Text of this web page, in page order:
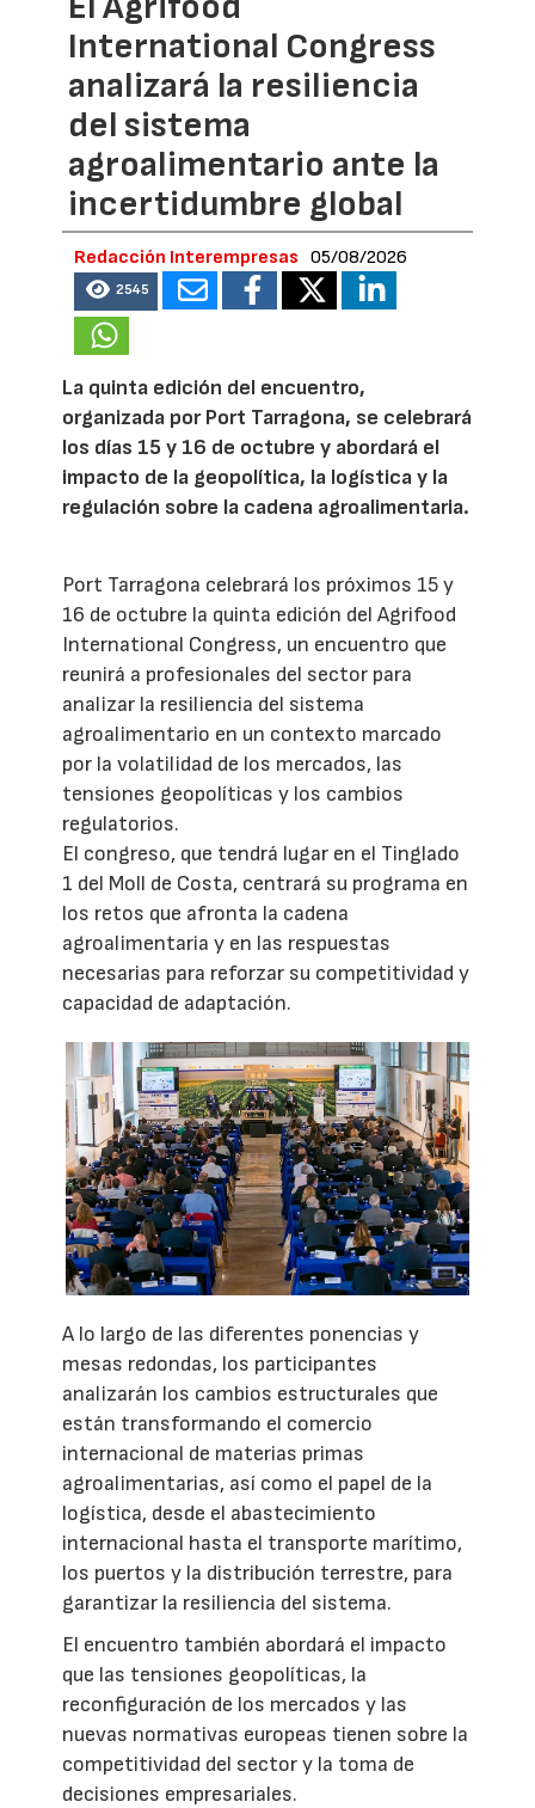
International Congress
analizará la resiliencia
del sistema
agroalimentario ante la
incertidumbre global
Redacción Interempresas 05/08/2026
2545
La quinta edición del encuentro,
organizada por Port Tarragona, se celebrará
los días 15 y 16 de octubre y abordará el
impacto de la geopolítica, la logística y la
regulación sobre la cadena agroalimentaria.
Port Tarragona celebrará los próximos 15 y
16 de octubre la quinta edición del Agrifood
International Congress, un encuentro que
reunirá a profesionales del sector para
analizar la resiliencia del sistema
agroalimentario en un contexto marcado
por la volatilidad de los mercados, las
tensiones geopolíticas y los cambios
regulatorios.
El congreso, que tendrá lugar en el Tinglado
1 del Moll de Costa, centrará su programa en
los retos que afronta la cadena
agroalimentaria y en las respuestas
necesarias para reforzar su competitividad y
capacidad de adaptación.
A lo largo de las diferentes ponencias y
mesas redondas, los participantes
analizarán los cambios estructurales que
están transformando el comercio
internacional de materias primas
agroalimentarias, así como el papel de la
logística, desde el abastecimiento
internacional hasta el transporte marítimo,
los puertos y la distribución terrestre, para
garantizar la resiliencia del sistema.
El encuentro también abordará el impacto
que las tensiones geopolíticas, la
reconfiguración de los mercados y las
nuevas normativas europeas tienen sobre la
competitividad del sector y la toma de
decisiones empresariales.